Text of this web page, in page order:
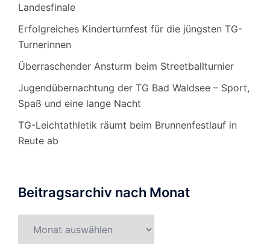
Landesfinale
Erfolgreiches Kinderturnfest für die jüngsten TG-
Turnerinnen
Überraschender Ansturm beim Streetballturnier
Jugendübernachtung der TG Bad Waldsee – Sport,
Spaß und eine lange Nacht
TG-Leichtathletik räumt beim Brunnenfestlauf in
Reute ab
Beitragsarchiv nach Monat
nach